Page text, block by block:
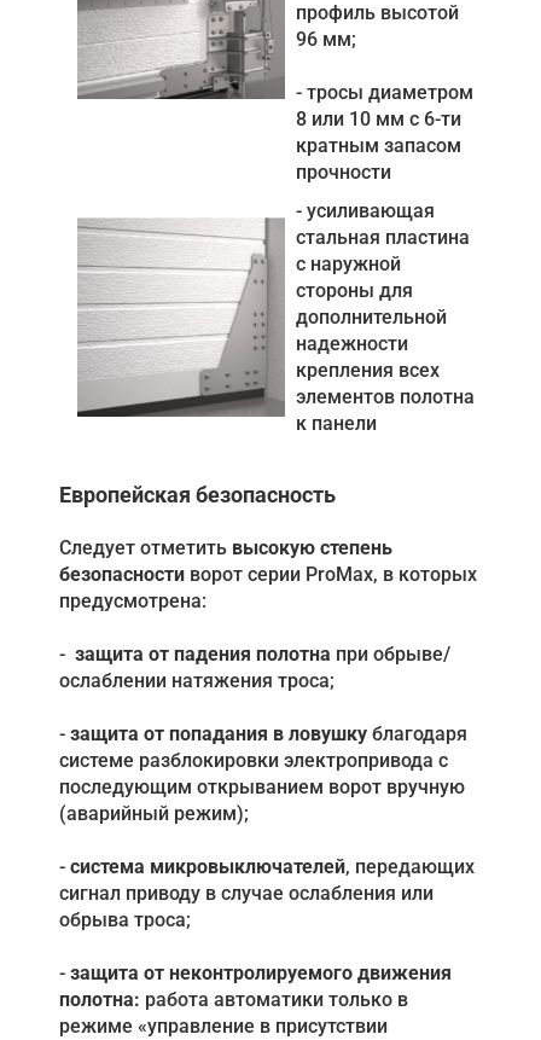
профиль высотой
96 мм;
- тросы диаметром
8 или 10 мм с 6-ти
кратным запасом
прочности
- усиливающая
стальная пластина
с наружной
стороны для
дополнительной
надежности
крепления всех
элементов полотна
к панели
Европейская безопасность
Следует отметить высокую степень
безопасности ворот серии ProMax, в которых
предусмотрена:
- защита от падения полотна при обрыве/
ослаблении натяжения троса;
- защита от попадания в ловушку благодаря
системе разблокировки электропривода с
последующим открыванием ворот вручную
(аварийный режим);
- система микровыключателей, передающих
сигнал приводу в случае ослабления или
обрыва троса;
- защита от неконтролируемого движения
полотна: работа автоматики только в
режиме «управление в присутствии